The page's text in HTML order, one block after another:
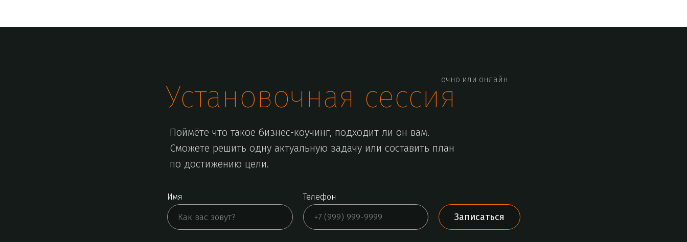
Поймёте что такое бизнес-коучинг, подходит ли он вам.
Сможете решить одну актуальную задачу или составить план
по достижению цели.
Установочная сессия
Имя Телефон
Записаться
очно или онлайн